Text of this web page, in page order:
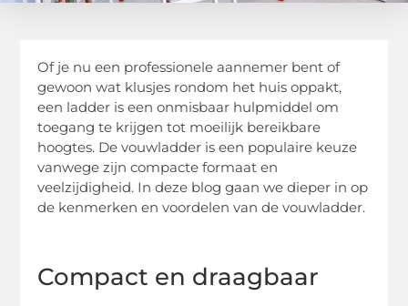
Of je nu een professionele aannemer bent of
gewoon wat klusjes rondom het huis oppakt,
een ladder is een onmisbaar hulpmiddel om
toegang te krijgen tot moeilijk bereikbare
hoogtes. De vouwladder is een populaire keuze
vanwege zijn compacte formaat en
veelzijdigheid. In deze blog gaan we dieper in op
de kenmerken en voordelen van de vouwladder.
Compact en draagbaar